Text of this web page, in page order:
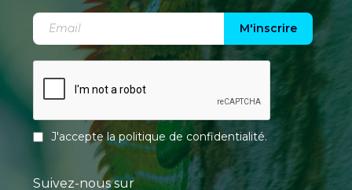
M'inscrire
J'accepte lapolitique de confidentialité.
Suivez-nous sur